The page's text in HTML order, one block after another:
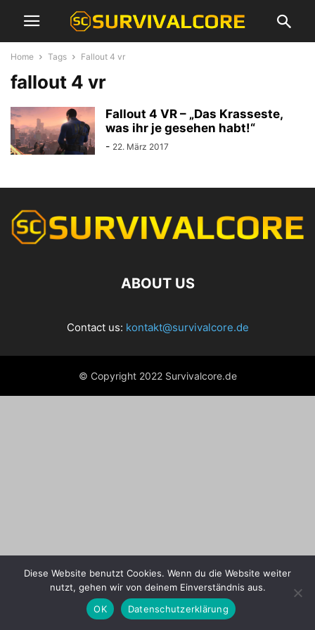
Home Tags Fallout 4 vr
fallout 4 vr
Fallout 4 VR – „Das Krasseste,
was ihr je gesehen habt!“
- 22. März 2017
ABOUT US
Contact us: kontakt@survivalcore.de
© Copyright 2022 Survivalcore.de
Diese Website benutzt Cookies. Wenn du die Website weiter
nutzt, gehen wir von deinem Einverständnis aus.
OK
Datenschutzerklärung